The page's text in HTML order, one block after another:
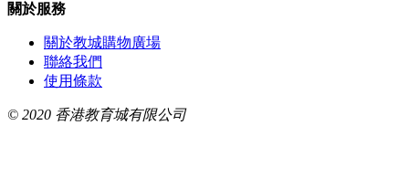
關於服務
關於教城購物廣場
聯絡我們
使用條款
© 2020 香港教育城有限公司